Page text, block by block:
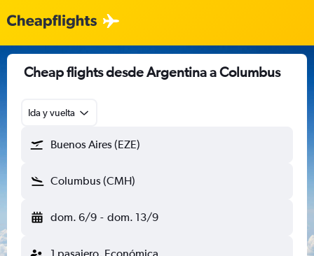
Cheap flights desde Argentina a Columbus
Ida y vuelta
Buenos Aires (EZE)
Columbus (CMH)
dom. 6/9 - dom. 13/9